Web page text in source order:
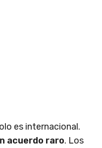
es internacional.
acuerdo raro. Los